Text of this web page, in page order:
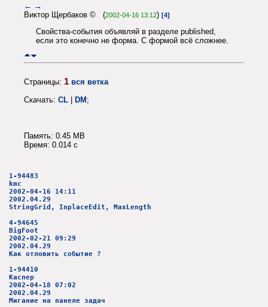
← →
Виктор Щербаков © (2002-04-16 13:12) [4]
Свойства-события объявляй в разделе published,
если это конечно не форма. С формой всё сложнее.
Страницы: 1 вся ветка
Скачать: CL | DM;
Память: 0.45 MB
Время: 0.014 c
1-94483
kmc
2002-04-16 14:11
2002.04.29
StringGrid, InplaceEdit, MaxLength
4-94645
BigFoot
2002-02-21 09:29
2002.04.29
Как отловить событие ?
1-94410
Каспер
2002-04-18 07:02
2002.04.29
Мигание на панеле задач